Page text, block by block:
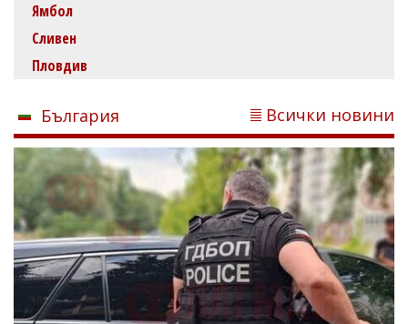
Ямбол
Сливен
Пловдив
България Всички новини